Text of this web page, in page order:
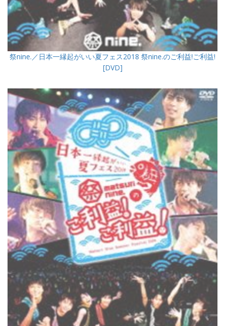
祭nine.／日本一縁起がいい夏フェス2018 祭nine.のご利益!ご利益!
[DVD]